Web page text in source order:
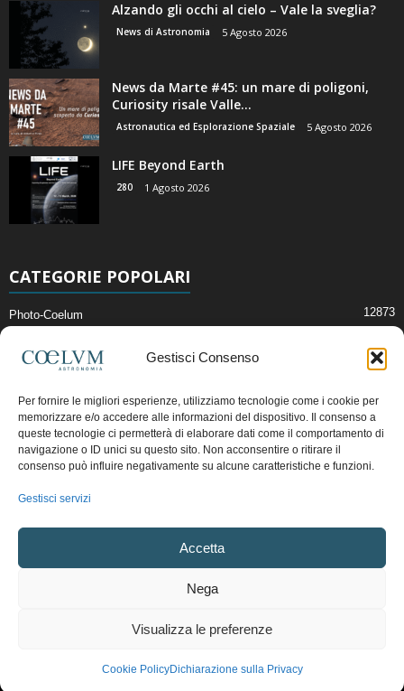
Gestisci Consenso
Per fornire le migliori esperienze, utilizziamo tecnologie come i cookie per
memorizzare e/o accedere alle informazioni del dispositivo. Il consenso a
queste tecnologie ci permetterà di elaborare dati come il comportamento di
navigazione o ID unici su questo sito. Non acconsentire o ritirare il
consenso può influire negativamente su alcune caratteristiche e funzioni.
Gestisci servizi
Accetta
Nega
Visualizza le preferenze
Cookie PolicyDichiarazione sulla Privacy
Alzando gli occhi al cielo – Vale la sveglia?
News di Astronomia 5 Agosto 2026
News da Marte #45: un mare di poligoni,
Curiosity risale Valle...
Astronautica ed Esplorazione Spaziale 5 Agosto 2026
LIFE Beyond Earth
280 1 Agosto 2026
CATEGORIE POPOLARI
Photo-Coelum 12873
News di Astronomia 2408
Cielo del Mese
Astronomia, Astrofisica e Cosmologia
Articoli e Risorse On-Line
Copyright © 1997 - 2024 vietata la riproduzione.
Termini e Condizioni di Vendita
Regolamento Community e Aree di Discussione
Cookie Policy (UE)